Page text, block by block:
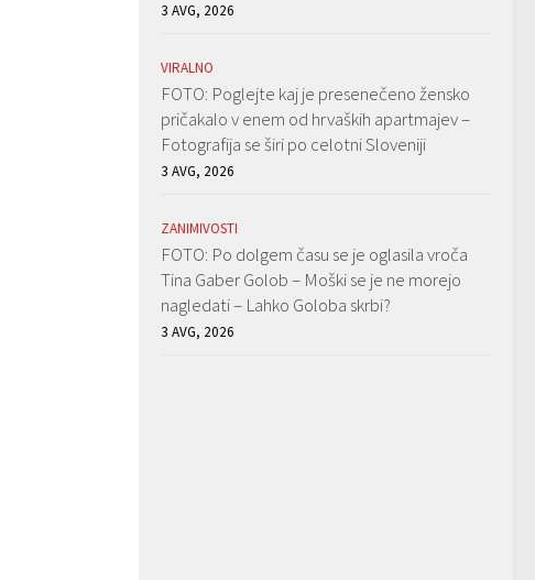
3 AVG, 2026
VIRALNO
FOTO: Poglejte kaj je presenečeno žensko
pričakalo v enem od hrvaških apartmajev –
Fotografija se širi po celotni Sloveniji
3 AVG, 2026
ZANIMIVOSTI
FOTO: Po dolgem času se je oglasila vroča
Tina Gaber Golob – Moški se je ne morejo
nagledati – Lahko Goloba skrbi?
3 AVG, 2026